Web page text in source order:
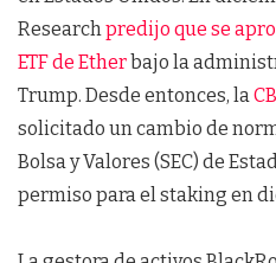
Research predijo que se
ETF de Etherbajo la
Trump. Desde entonces, la
solicitado un cambio de
Bolsa y Valores (SEC) de
permiso para el staking en